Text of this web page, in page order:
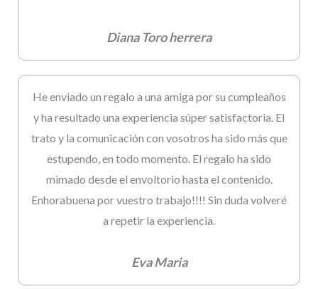
Diana Toro herrera
He enviado un regalo a una amiga por su cumpleaños
y ha resultado una experiencia súper satisfactoria. El
trato y la comunicación con vosotros ha sido más que
estupendo, en todo momento. El regalo ha sido
mimado desde el envoltorio hasta el contenido.
Enhorabuena por vuestro trabajo!!!! Sin duda volveré
a repetir la experiencia.
Eva Maria